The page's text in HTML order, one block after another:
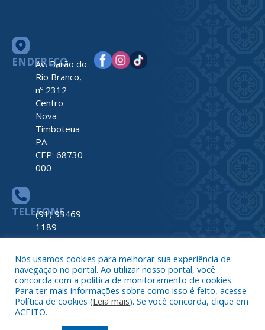
ENDEREÇO
Av. Barão do
Rio Branco,
nº 2312
Centro –
Nova
Timboteua –
PA
CEP: 68730-
000
TELEFONE
(91) 93469-
1189
ATENDIMENTO
De Segunda
a Sexta, de
07h00 ás
13h00
Nós usamos cookies para melhorar sua experiência de
navegação no portal. Ao utilizar nosso portal, você
concorda com a política de monitoramento de cookies.
Para ter mais informações sobre como isso é feito, acesse
Política de cookies (Leia mais). Se você concorda, clique em
ACEITO.